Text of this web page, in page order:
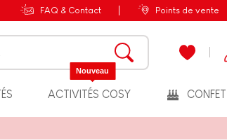
FAQ & Contact Points de vente
ACTIVITÉS COSY
Nouveau